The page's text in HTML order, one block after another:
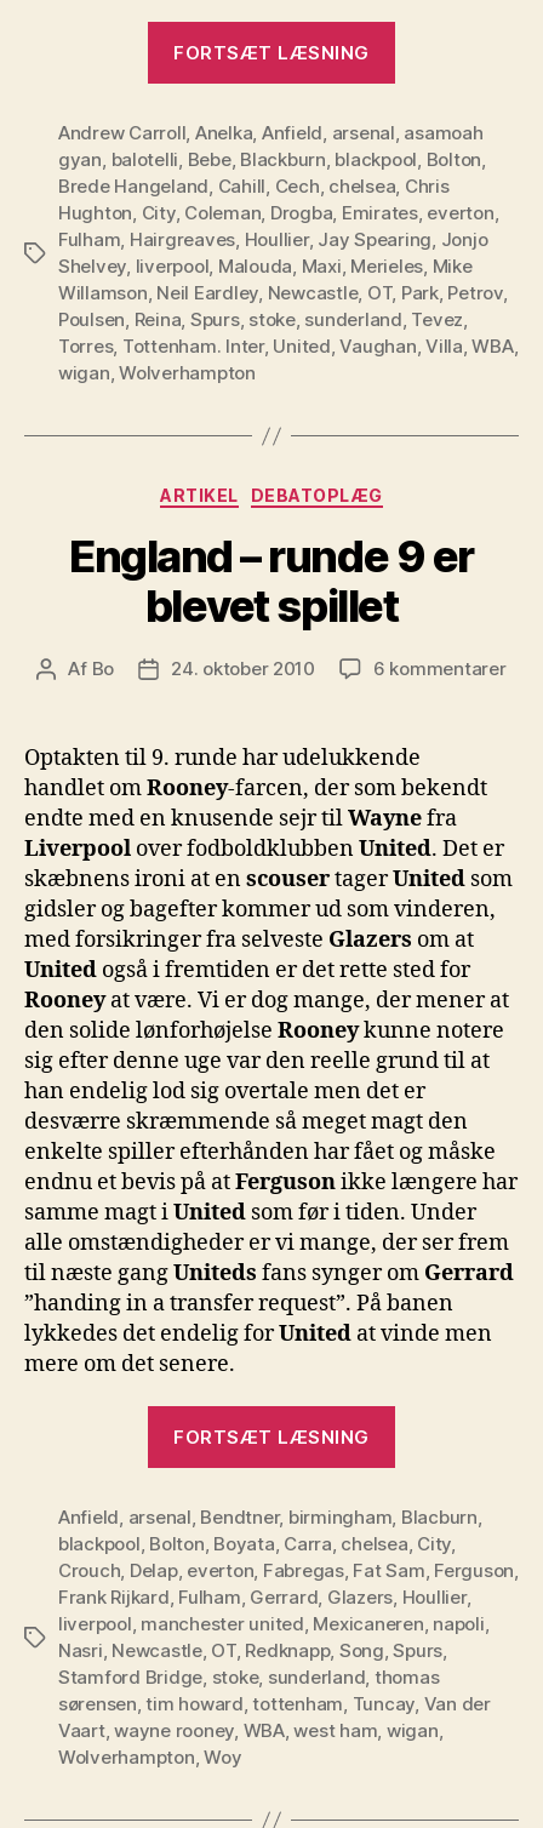
FORTSÆT LÆSNING
11”
Tags
Andrew Carroll, Anelka, Anfield, arsenal, asamoah
gyan, balotelli, Bebe, Blackburn, blackpool, Bolton,
Brede Hangeland, Cahill, Cech, chelsea, Chris
Hughton, City, Coleman, Drogba, Emirates, everton,
Fulham, Hairgreaves, Houllier, Jay Spearing, Jonjo
Shelvey, liverpool, Malouda, Maxi, Merieles, Mike
Willamson, Neil Eardley, Newcastle, OT, Park, Petrov,
Poulsen, Reina, Spurs, stoke, sunderland, Tevez,
Torres, Tottenham. Inter, United,Vaughan,Villa,WBA,
wigan,Wolverhampton
Kategorier
ARTIKEL DEBATOPLÆG
England – runde 9 er
blevet spillet
Indlægsforfatter
Af Bo Indlægsdato
24. oktober 2010 6 kommentarertil
Optakten til 9. runde har udelukkende
handlet omRooney-farcen, der som bekendt
endte med en knusende sejr tilWaynefra
Liverpool over fodboldklubbenUnited. Det er
skæbnens ironi at enscousertagerUnited som
gidsler og bagefter kommer ud som vinderen,
med forsikringer fra selveste Glazers om at
United også i fremtiden er det rette sted for
Rooneyat være. Vi er dog mange, der mener at
den solide lønforhøjelse Rooneykunne notere
sig efter denne uge var den reelle grund til at
han endelig lod sig overtale men det er
desværre skræmmende så meget magt den
enkelte spiller efterhånden har fået og måske
endnu et bevis på atFergusonikke længere har
samme magt iUnited som før i tiden. Under
alle omstændigheder er vi mange, der ser frem
til næste gangUniteds fans synger om Gerrard
”handing in a transfer request”. På banen
lykkedes det endelig forUnited at vinde men
mere om det senere.
FORTSÆT LÆSNING
9
er
blevet
spillet”
Tags
Anfield, arsenal, Bendtner, birmingham, Blacburn,
blackpool, Bolton, Boyata, Carra, chelsea, City,
Crouch, Delap, everton, Fabregas, Fat Sam, Ferguson,
Frank Rijkard, Fulham, Gerrard, Glazers, Houllier,
liverpool, manchester united, Mexicaneren, napoli,
Nasri, Newcastle, OT, Redknapp, Song,Spurs,
Stamford Bridge, stoke, sunderland, thomas
sørensen,tim howard,tottenham, Tuncay, Van der
Vaart,wayne rooney, WBA,west ham, wigan,
Wolverhampton,Woy